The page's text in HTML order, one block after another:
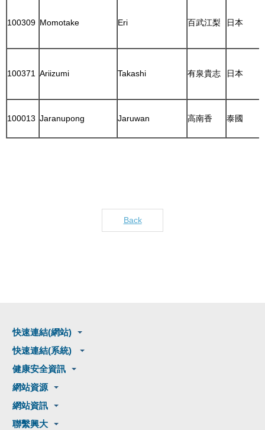
100309 Momotake Eri 百武江梨 日本
100371 Ariizumi Takashi 有泉貴志 日本
100013 Jaranupong Jaruwan 高南香 泰國
Back
快速連結(網站)
快速連結(系統)
健康安全資訊
網站資源
網站資訊
聯繫興大